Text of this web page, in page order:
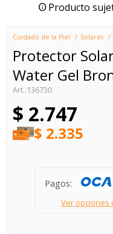
Producto
Cuidado de la Piel Solares
Protector
Water Gel
136730
$ 2.747
$ 2.335
Pagos:
Ver opciones